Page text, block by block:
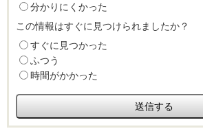
分かりにくかった
この情報はすぐに見つけられましたか？
すぐに見つかった
ふつう
時間がかかった